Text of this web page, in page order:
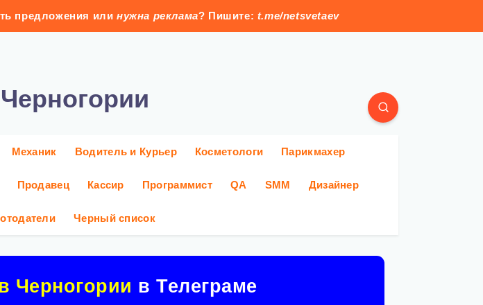
предложения или нужна реклама? Пишите: t.me/netsvetaev
Черногории
Механик Водитель и Курьер Косметологи Парикмахер
Продавец Кассир Программист QA SMM Дизайнер
Черный список
Черногории в Телеграме